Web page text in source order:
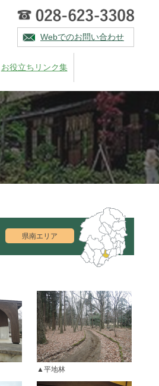
Webでのお問い合わせ
お役立ちリンク集
県南エリア
平地林